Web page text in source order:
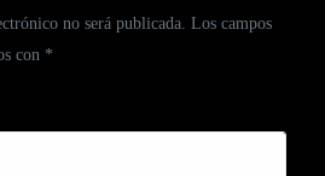
no será publicada. Los campos
con *